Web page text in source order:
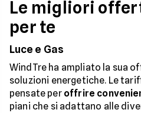
Le migliori
per te
Luce e Gas
WindTre ha ampliato la sua
soluzioni energetiche. Le
pensate per offrire
piani che si adattano alle